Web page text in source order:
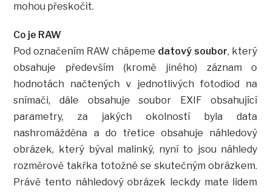
mohou přeskočit.
Co je RAW
Pod označením RAW chápeme datový soubor, který
obsahuje především (kromě jiného) záznam o
hodnotách načtených v jednotlivých fotodiod na
snímači, dále obsahuje soubor EXIF obsahující
parametry, za jakých okolností byla data
nashromážděna a do třetice obsahuje náhledový
obrázek, který býval malinký, nyní to jsou náhledy
rozměrově takřka totožné se skutečným obrázkem.
Právě tento náhledový obrázek leckdy mate lidem